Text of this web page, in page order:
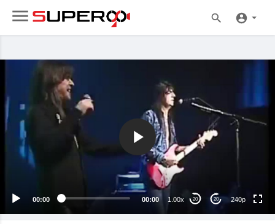
00:00 00:00 1.00x 20 20 240p
240p